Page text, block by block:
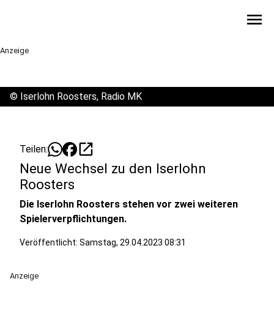
menu
Anzeige
© Iserlohn Roosters, Radio MK
Teilen: open_in_new
Neue Wechsel zu den Iserlohn
Roosters
Die Iserlohn Roosters stehen vor zwei weiteren
Spielerverpflichtungen.
Veröffentlicht: Samstag, 29.04.2023 08:31
Anzeige